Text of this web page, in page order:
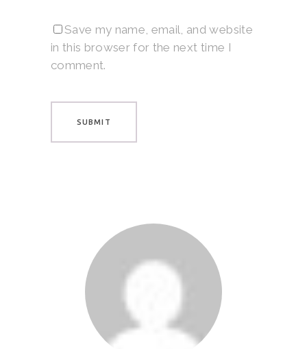
Save my name, email, and website
in this browser for the next time I
comment.